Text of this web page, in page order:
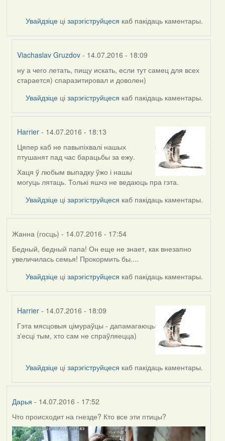
Увайдзіце цізарэгіструйцеся каб пакідаць каментары.
Viachaslav Gruzdov - 14.07.2016 - 18:09
In
reply
Дарья
ну а чего летать, пищу искать, если тут самец для всех
старается) спаразитировал и доволен)
Увайдзіце цізарэгіструйцеся каб пакідаць каментары.
Harrier - 14.07.2016 - 18:13
In
reply
to
by
Цяпер каб не павыпіхвалі нашых
птушанят пад час барацьбы за ежу.
Хаця ў любым выпадку ўжо і нашы
могуць лятаць. Толькі яшчэ не ведаюць пра гэта.
Увайдзіце цізарэгіструйцеся каб пакідаць каментары.
Жанна (госць) - 14.07.2016 - 17:54
Бедный, бедный папа! Он еще не знает, как внезапно
увеличилась семья! Прокормить бы....
Увайдзіце цізарэгіструйцеся каб пакідаць каментары.
Harrier - 14.07.2016 - 18:09
In
reply
Жанна
(госць)
Гэта мясцовыя цімураўцы - дапамагаюць
з'есці тым, хто сам не спраўляецца)
Увайдзіце цізарэгіструйцеся каб пакідаць каментары.
Дарья - 14.07.2016 - 17:52
Что происходит на гнезде? Кто все эти птицы?